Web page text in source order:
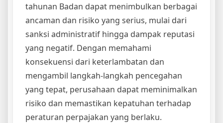
tahunan Badan dapat menimbulkan berbagai
ancaman dan risiko yang serius, mulai dari
sanksi administratif hingga dampak reputasi
yang negatif. Dengan memahami
konsekuensi dari keterlambatan dan
mengambil langkah-langkah pencegahan
yang tepat, perusahaan dapat meminimalkan
risiko dan memastikan kepatuhan terhadap
peraturan perpajakan yang berlaku.